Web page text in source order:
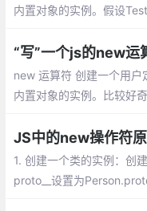
内置对象的实例。假设
候，发生了什么呢？
“写”一个js的new运
new 运算符 创建一个用户
内置对象的实例。比较好
JS中的new操作符
1. 创建一个类的实例：创
proto__设置为